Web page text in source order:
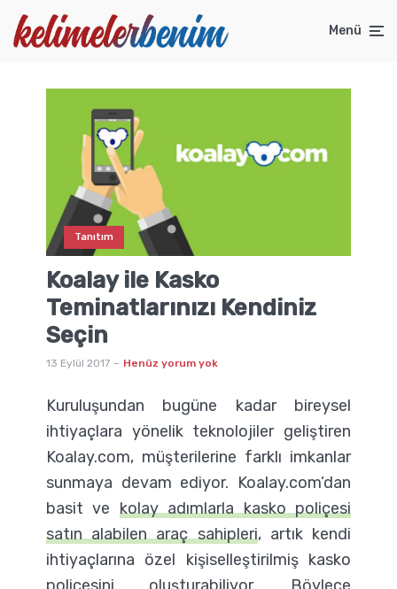
Menü
Tanıtım
Koalay ile Kasko
Teminatlarınızı Kendiniz
Seçin
13 Eylül 2017 Henüz yorum yok
Kuruluşundan bugüne kadar bireysel
ihtiyaçlara yönelik teknolojiler geliştiren
Koalay.com, müşterilerine farklı imkanlar
sunmaya devam ediyor. Koalay.com’dan
basit ve kolay adımlarla kasko poliçesi
satın alabilen araç sahipleri, artık kendi
ihtiyaçlarına özel kişiselleştirilmiş kasko